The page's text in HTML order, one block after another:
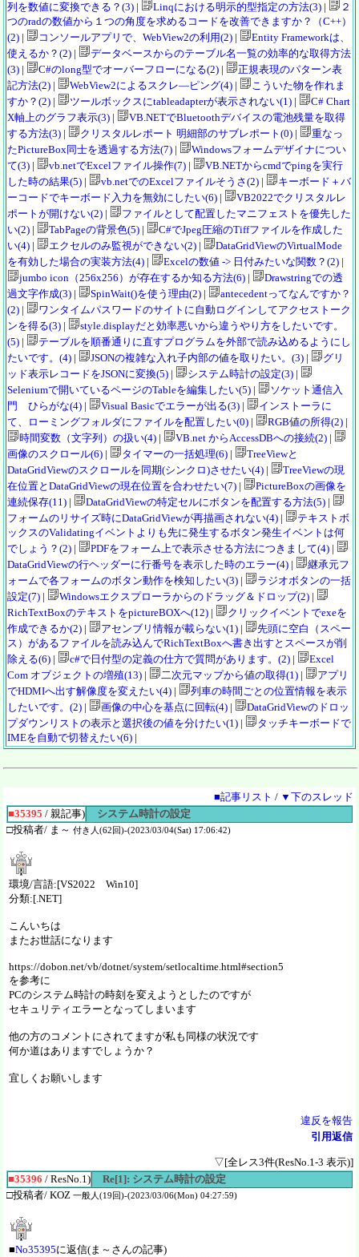
列を数値に変換できる？(3) | Linqにおける明示的型指定の方法(3) |
２
つのradの数値から１つの角度を求めるコードを改善できますか？（C++）
(2) | コンソールアプリで、WebView2の利用(2) |
Entity Frameworkは、
使えるか？(2) |
データベースからのテーブル名一覧の効率的な取得方法
(3) | C#のlong型でオーバーフローになる(2) |
正規表現のパターン表
記方法(2) | WebView2によるスクレ―ピング(4) |
こういた物を作れま
すか？(2) | ツールボックスにtableadapterが表示されない(1) |
C# Chart
X軸上のグラフ表示(3) |
VB.NETでBluetoothデバイスの電池残量を取得
する方法(3) | クリスタルレポート 明細部のサブレポート(0) |
重なっ
たPictureBox同士を透過する方法(7) |
Windowsフォームデザイナについ
て(3) | vb.netでExcelファイル操作(7) |
VB.NETからcmdでpingを実行
した時の結果(5) | vb.netでのExcelファイルそうさ(2) |
キーボード＋バ
ーコードでキーボード入力を無効にしたい(6) |
VB2022でクリスタルレ
ポートが開けない(2) |
ファイルとして配置したマニフェストを優先した
い(2) | TabPageの背景色(5) |
C#でJpeg圧縮のTiffファイルを作成した
い(4) | エクセルのみ監視ができない(2) |
DataGridViewのVirtualMode
を有効した場合の実装方法(4) | Excelの数値 -> 日付みたいな関数？(2) |
jumbo icon（256x256）が存在するか知る方法(6) |
Drawstringでの透
過文字作成(3) | SpinWait()を使う理由(2) |
antecedentってなんですか？
(2) |
ワンタイムパスワードのサイトに自動ログインしてアクセストーク
ンを得る(3) |
style.displayだと効率悪いから違うやり方をしたいです。
(5) |
テーブルを順番通りに直すプログラムを外部で読み込めるようにし
たいです。(4) | JSONの複雑な入れ子内部の値を取りたい。(3) |
グリ
ッド表示レコードをJSONに変換(5) | システム時計の設定(3) |
Seleniumで開いているページのTableを編集したい(5) |
ソケット通信入
門 ひらがな(4) | Visual Basicでエラーが出る(3) |
インストーラに
て、ローミングフォルダにファイルを配置したい(0) | RGB値の所得(2) |
時間変数（文字列）の扱い(4) | VB.net からAccessDBへの接続(2) |
画像のスクロール(6) | タイマーの一括処理(6) |
TreeViewと
DataGridViewのスクロールを同期(シンクロ)させたい(4) |
TreeViewの現
在位置とDataGridViewの現在位置を合わせたい(7) |
PictureBoxの画像を
連続保存(11) | DataGridViewの特定セルにボタンを配置する方法(5) |
フォームのリサイズ時にDataGridViewが再描画されない(4) |
テキストボ
ックスのValidatingイベントよりも先に発生するボタン発生イベントは何
でしょう？(2) | PDFをフォーム上で表示させる方法につきまして(4) |
DataGridViewの行ヘッダーに行番号を表示した時のエラー(4) |
継承元フ
ォームで各フォームのボタン動作を検知したい(3) |
ラジオボタンの一括
設定(7) | Windowsエクスプローラからのドラッグ＆ドロップ(2) |
RichTextBoxのテキストをpictureBOXへ(12) |
クリックイベントでexeを
作成できるか(2) | アセンブリ情報が載らない(1) |
先頭に空白（スペー
ス）があるファイルを読み込んでRichTextBoxへ書き出すとスペースが削
除える(6) | c#で日付型の定義の仕方で質問があります。(2) |
Excel
Com オブジェクトの増殖(13) | 二次元マップから値の取得(1) |
アプリ
でHDMIへ出す解像度を変えたい(4) |
列車の時間ごとの位置情報を表示
したいです。(2) | 画像の中心を基点に回転(4) |
DataGridViewのドロッ
プダウンリストの表示と選択後の値を分けたい(1) |
タッチキーボードで
IMEを自動で切替えたい(6) |
■記事リスト / ▼下のスレッド
■35395 / 親記事)
システム時計の設定
□投稿者/ ま～ 付き人(62回)-(2023/03/04(Sat) 17:06:42)
環境/言語:[VS2022 Win10]
分類:[.NET]
こんいちは
またお世話になります
https://dobon.net/vb/dotnet/system/setlocaltime.html#section5
を参考に
PCのシステム時計の時刻を変えようとしたのですが
セキュリティエラーとなってしまいます
他の方のコメントにされてますが私も同様の状況です
何か道はありますでしょうか？
宜しくお願いします
違反を報告
引用返信
▽[全レス3件(ResNo.1-3 表示)]
■35396 / ResNo.1)
Re[1]: システム時計の設定
□投稿者/ KOZ 一般人(19回)-(2023/03/06(Mon) 04:27:59)
■No35395に返信(ま～さんの記事)